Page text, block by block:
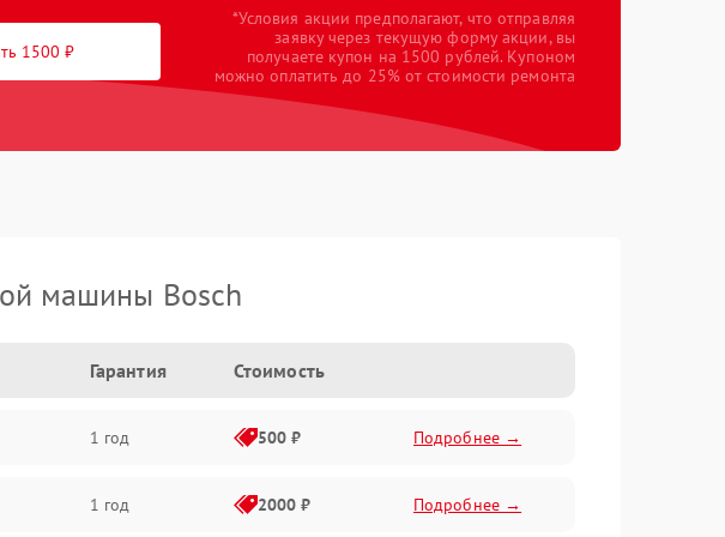
1500 ₽
*Условия акции предполагают, что отправляя
заявку через текущую форму акции, вы
получаете купон на 1500 рублей. Купоном
можно оплатить до 25% от стоимости ремонта
машины Bosch
Гарантия Стоимость
1 год 500 ₽ Подробнее →
1 год 2000 ₽ Подробнее →